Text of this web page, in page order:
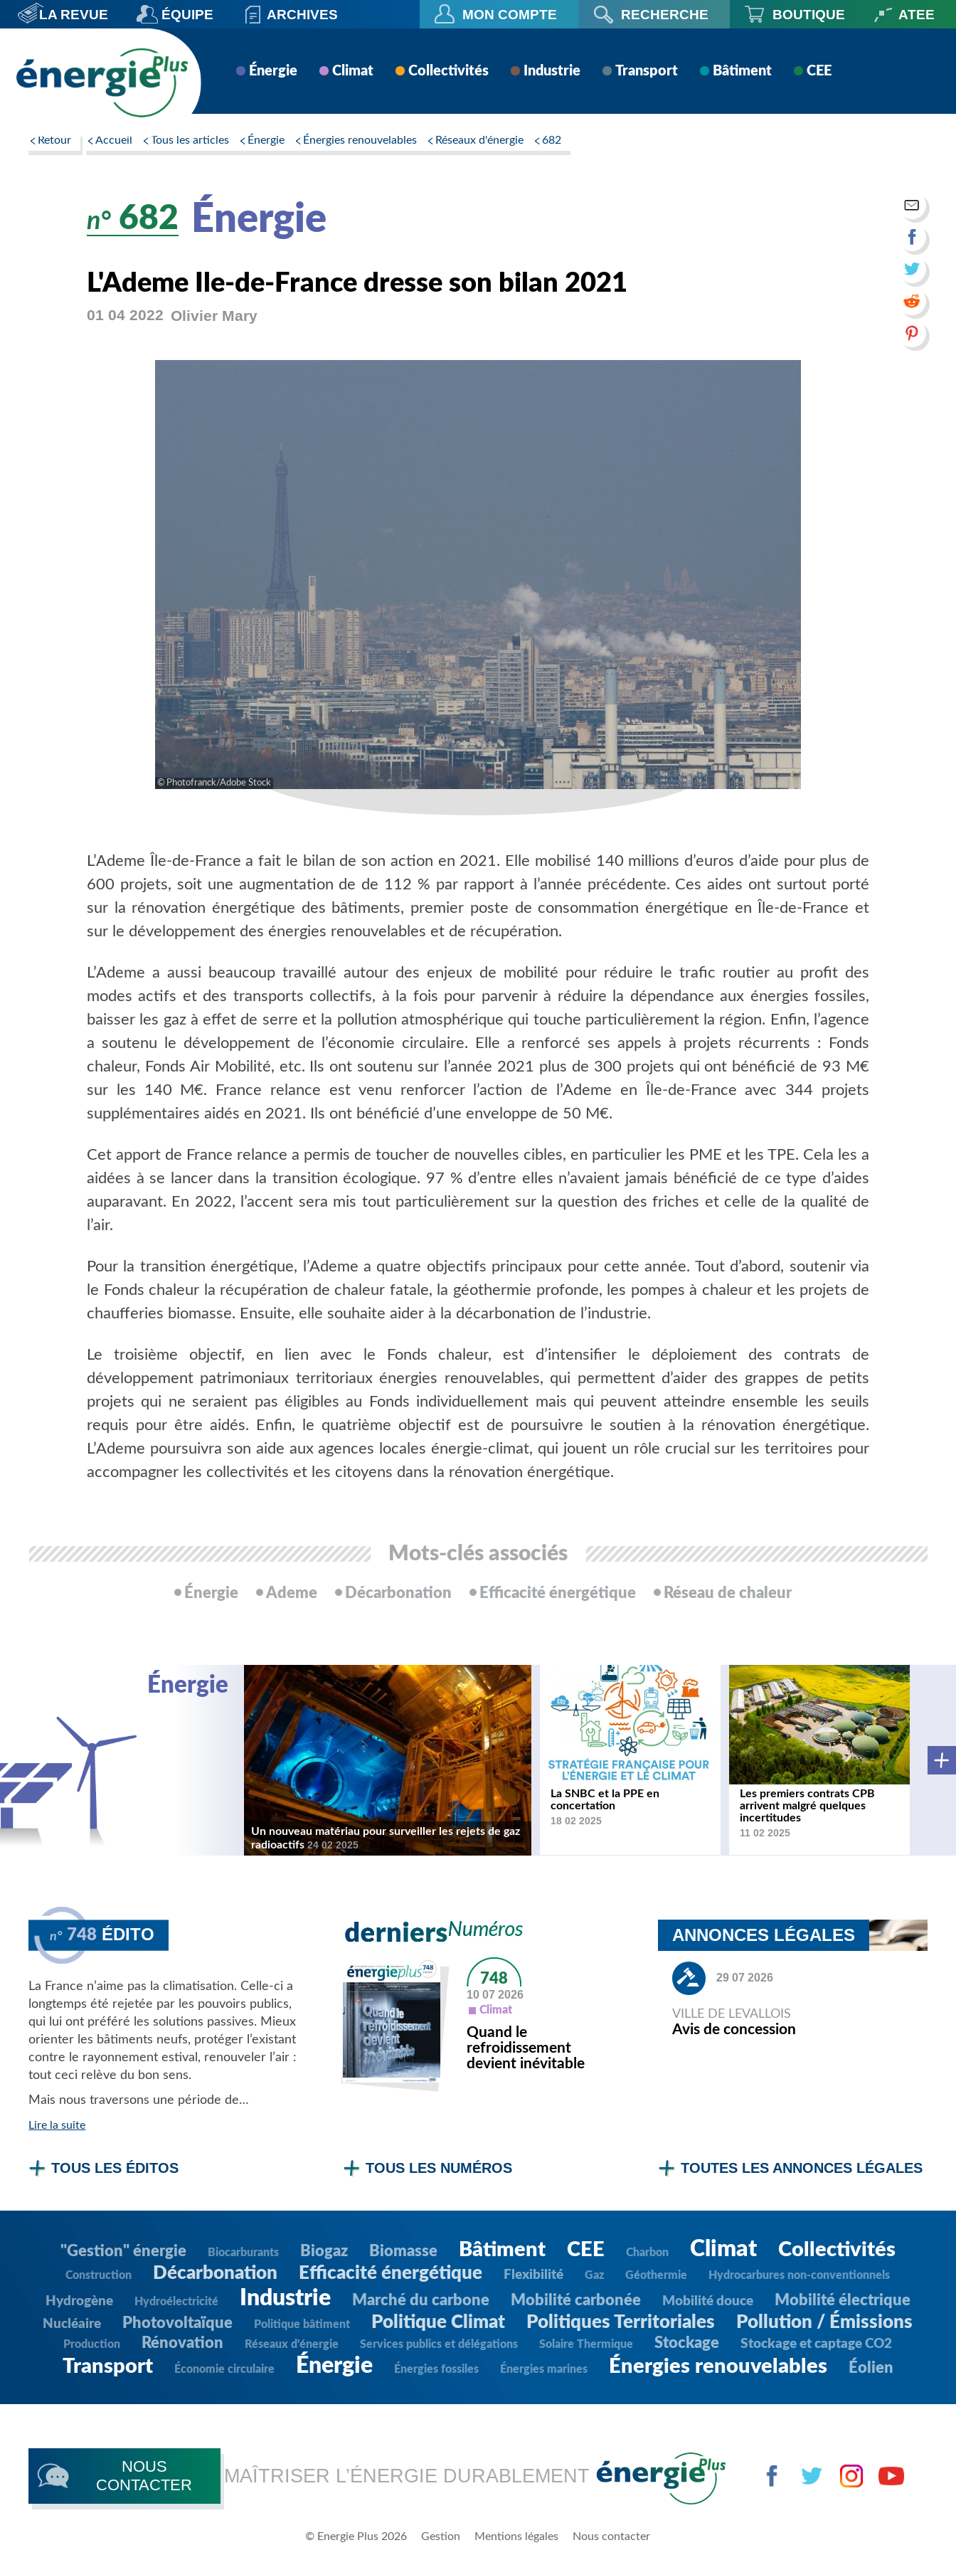
Navigation
principale
LA REVUE ÉQUIPE ARCHIVES MON COMPTE RECHERCHE BOUTIQUE ATEE
Énergie Climat Collectivités Industrie Transport Bâtiment CEE
Retour Accueil Tous les articles Énergie Énergies renouvelables Réseaux d'énergie 682
n° 682 Énergie
L'Ademe Ile-de-France dresse son bilan 2021
01 04 2022 Olivier Mary
Photofranck/Adobe Stock
L’Ademe Île-de-France a fait le bilan de son action en 2021. Elle mobilisé 140 millions d’euros d’aide pour plus de
600 projets, soit une augmentation de de 112 % par rapport à l’année précédente. Ces aides ont surtout porté
sur la rénovation énergétique des bâtiments, premier poste de consommation énergétique en Île-de-France et
sur le développement des énergies renouvelables et de récupération.
L’Ademe a aussi beaucoup travaillé autour des enjeux de mobilité pour réduire le trafic routier au profit des
modes actifs et des transports collectifs, à la fois pour parvenir à réduire la dépendance aux énergies fossiles,
baisser les gaz à effet de serre et la pollution atmosphérique qui touche particulièrement la région. Enfin, l’agence
a soutenu le développement de l’économie circulaire. Elle a renforcé ses appels à projets récurrents : Fonds
chaleur, Fonds Air Mobilité, etc. Ils ont soutenu sur l’année 2021 plus de 300 projets qui ont bénéficié de 93 M€
sur les 140 M€. France relance est venu renforcer l’action de l’Ademe en Île-de-France avec 344 projets
supplémentaires aidés en 2021. Ils ont bénéficié d’une enveloppe de 50 M€.
Cet apport de France relance a permis de toucher de nouvelles cibles, en particulier les PME et les TPE. Cela les a
aidées à se lancer dans la transition écologique. 97 % d’entre elles n’avaient jamais bénéficié de ce type d’aides
auparavant. En 2022, l’accent sera mis tout particulièrement sur la question des friches et celle de la qualité de
l’air.
Pour la transition énergétique, l’Ademe a quatre objectifs principaux pour cette année. Tout d’abord, soutenir via
le Fonds chaleur la récupération de chaleur fatale, la géothermie profonde, les pompes à chaleur et les projets de
chaufferies biomasse. Ensuite, elle souhaite aider à la décarbonation de l’industrie.
Le troisième objectif, en lien avec le Fonds chaleur, est d’intensifier le déploiement des contrats de
développement patrimoniaux territoriaux énergies renouvelables, qui permettent d’aider des grappes de petits
projets qui ne seraient pas éligibles au Fonds individuellement mais qui peuvent atteindre ensemble les seuils
requis pour être aidés. Enfin, le quatrième objectif est de poursuivre le soutien à la rénovation énergétique.
L’Ademe poursuivra son aide aux agences locales énergie-climat, qui jouent un rôle crucial sur les territoires pour
accompagner les collectivités et les citoyens dans la rénovation énergétique.
Mots-clés associés
Énergie Ademe Décarbonation Efficacité énergétique Réseau de chaleur
Énergie
Un nouveau matériau pour surveiller les rejets de gaz
radioactifs24 02 2025
La SNBC et la PPE en
concertation
18 02 2025
Les premiers contrats CPB
arrivent malgré quelques
incertitudes
11 02 2025
n° 748 ÉDITO
La France n’aime pas la climatisation. Celle-ci a
longtemps été rejetée par les pouvoirs publics,
qui lui ont préféré les solutions passives. Mieux
orienter les bâtiments neufs, protéger l’existant
contre le rayonnement estival, renouveler l’air :
tout ceci relève du bon sens.
Mais nous traversons une période de…
Lire la suite
TOUS LES ÉDITOS
748
10 07 2026
Climat
Quand le
refroidissement
devient inévitable
TOUS LES NUMÉROS
ANNONCES LÉGALES
29 07 2026
VILLE DE LEVALLOIS
Avis de concession
TOUTES LES ANNONCES LÉGALES
"Gestion" énergie Biocarburants Biogaz Biomasse Bâtiment CEE Charbon Climat Collectivités
Construction Décarbonation Efficacité énergétique Flexibilité Gaz Géothermie Hydrocarbures non-conventionnels
Hydrogène Hydroélectricité Industrie Marché du carbone Mobilité carbonée Mobilité douce Mobilité électrique
Nucléaire Photovoltaïque Politique bâtiment Politique Climat Politiques Territoriales Pollution / Émissions
Production Rénovation Réseaux d'énergie Services publics et délégations Solaire Thermique Stockage Stockage et captage CO2
Transport Économie circulaire Énergie Énergies fossiles Énergies marines Énergies renouvelables Éolien
NOUS
CONTACTER
MAÎTRISER L’ÉNERGIE DURABLEMENT
© Energie Plus 2026 Gestion Mentions légales Nous contacter